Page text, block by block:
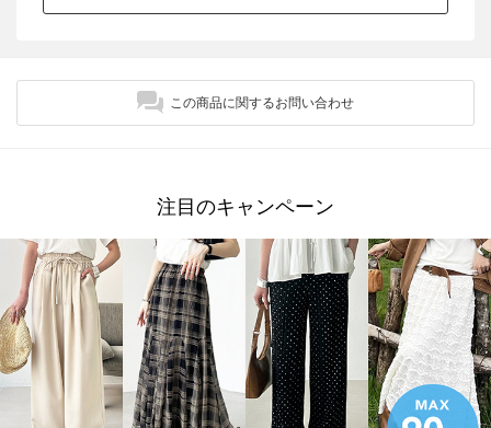
この商品に関するお問い合わせ
注目のキャンペーン